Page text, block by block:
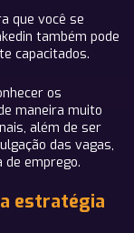
que você se
também pode
capacitados.
os
maneira muito
além de ser
das vagas,
emprego.
estratégia